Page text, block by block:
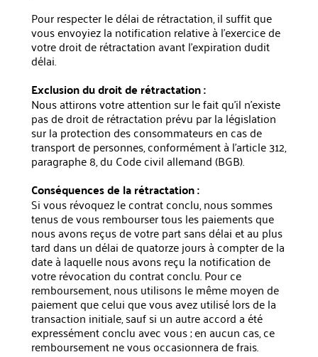
Pour respecter le délai de rétractation, il suffit que
vous envoyiez la notification relative à l'exercice de
votre droit de rétractation avant l'expiration dudit
délai.
Exclusion du droit de rétractation :
Nous attirons votre attention sur le fait qu'il n'existe
pas de droit de rétractation prévu par la législation
sur la protection des consommateurs en cas de
transport de personnes, conformément à l'article 312,
paragraphe 8, du Code civil allemand (BGB).
Conséquences de la rétractation :
Si vous révoquez le contrat conclu, nous sommes
tenus de vous rembourser tous les paiements que
nous avons reçus de votre part sans délai et au plus
tard dans un délai de quatorze jours à compter de la
date à laquelle nous avons reçu la notification de
votre révocation du contrat conclu. Pour ce
remboursement, nous utilisons le même moyen de
paiement que celui que vous avez utilisé lors de la
transaction initiale, sauf si un autre accord a été
expressément conclu avec vous ; en aucun cas, ce
remboursement ne vous occasionnera de frais.